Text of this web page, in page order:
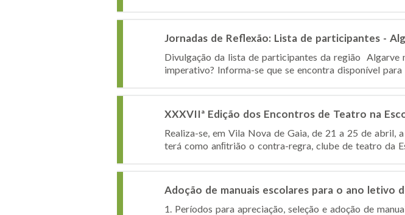
Jornadas de Reflexão: Lista de participantes -
Divulgação da lista de participantes da região Algarve
imperativo? Informa-se que se encontra disponível
XXXVIIª Edição dos Encontros de Teatro na
Realiza-se, em Vila Nova de Gaia, de 21 a 25 de abril,
terá como anﬁtrião o contra-regra, clube de teatro da
Adoção de manuais escolares para o ano letivo
1. Períodos para apreciação, seleção e adoção de